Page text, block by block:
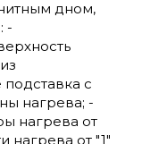
дном,
-
с
нагрева; -
нагрева от
нагрева от "1"